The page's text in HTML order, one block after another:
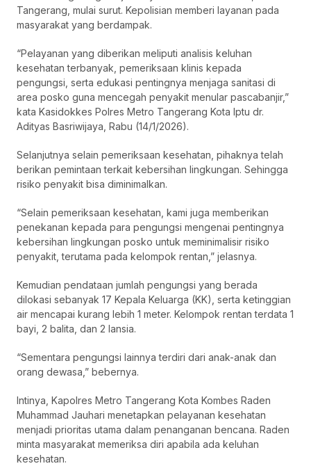
Tangerang, mulai surut. Kepolisian memberi layanan pada
masyarakat yang berdampak.
“Pelayanan yang diberikan meliputi analisis keluhan
kesehatan terbanyak, pemeriksaan klinis kepada
pengungsi, serta edukasi pentingnya menjaga sanitasi di
area posko guna mencegah penyakit menular pascabanjir,”
kata Kasidokkes Polres Metro Tangerang Kota Iptu dr.
Adityas Basriwijaya, Rabu (14/1/2026).
Selanjutnya selain pemeriksaan kesehatan, pihaknya telah
berikan pemintaan terkait kebersihan lingkungan. Sehingga
risiko penyakit bisa diminimalkan.
“Selain pemeriksaan kesehatan, kami juga memberikan
penekanan kepada para pengungsi mengenai pentingnya
kebersihan lingkungan posko untuk meminimalisir risiko
penyakit, terutama pada kelompok rentan,” jelasnya.
Kemudian pendataan jumlah pengungsi yang berada
dilokasi sebanyak 17 Kepala Keluarga (KK), serta ketinggian
air mencapai kurang lebih 1 meter. Kelompok rentan terdata 1
bayi, 2 balita, dan 2 lansia.
“Sementara pengungsi lainnya terdiri dari anak-anak dan
orang dewasa,” bebernya.
Intinya, Kapolres Metro Tangerang Kota Kombes Raden
Muhammad Jauhari menetapkan pelayanan kesehatan
menjadi prioritas utama dalam penanganan bencana. Raden
minta masyarakat memeriksa diri apabila ada keluhan
kesehatan.